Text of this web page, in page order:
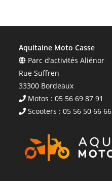
Aquitaine Moto Casse
Parc d’activités Aliénor
Rue Suffren
33300 Bordeaux
Motos : 05 56 69 87 91
Scooters : 05 56 50 66 66